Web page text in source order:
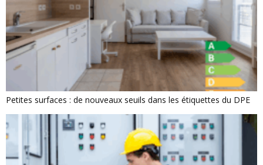
Petites surfaces : de nouveaux seuils dans les étiquettes du DPE